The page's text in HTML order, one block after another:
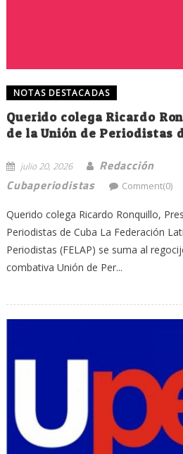
NOTAS DESTACADAS
Querido colega Ricardo
de la Unión de Periodistas
julio 20, 2026
Redacción
Cubaperiodistas
Comment(0)
Querido colega Ricardo Ronquillo,
Periodistas de Cuba La Federación
Periodistas (FELAP) se suma al
combativa Unión de Per...